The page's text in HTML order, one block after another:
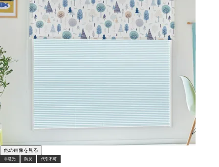
他の画像を見る
非遮光 防炎 代引不可